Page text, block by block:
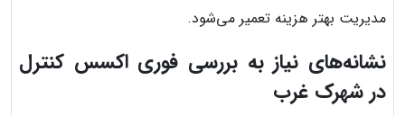
مدیریت بهتر هزینه تعمیر می‌شود.
نشانه‌های نیاز به بررسی فوری اکسس کنترل
در شهرک غرب